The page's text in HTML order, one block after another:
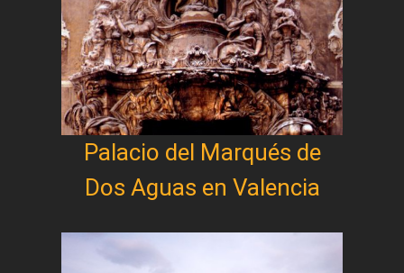
Palacio del Marqués de
Dos Aguas en Valencia